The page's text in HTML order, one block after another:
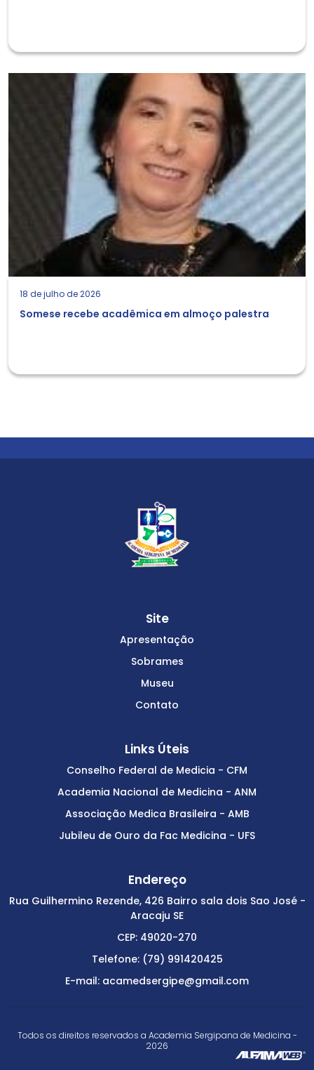
18 de julho de 2026
Somese recebe acadêmica em almoço palestra
Site
Apresentação
Sobrames
Museu
Contato
Links Úteis
Conselho Federal de Medicia - CFM
Academia Nacional de Medicina - ANM
Associação Medica Brasileira - AMB
Jubileu de Ouro da Fac Medicina - UFS
Endereço
Rua Guilhermino Rezende, 426 Bairro sala dois Sao José -
Aracaju SE
CEP: 49020-270
Telefone: (79) 991420425
E-mail: acamedsergipe@gmail.com
Todos os direitos reservados a Academia Sergipana de Medicina -
2026